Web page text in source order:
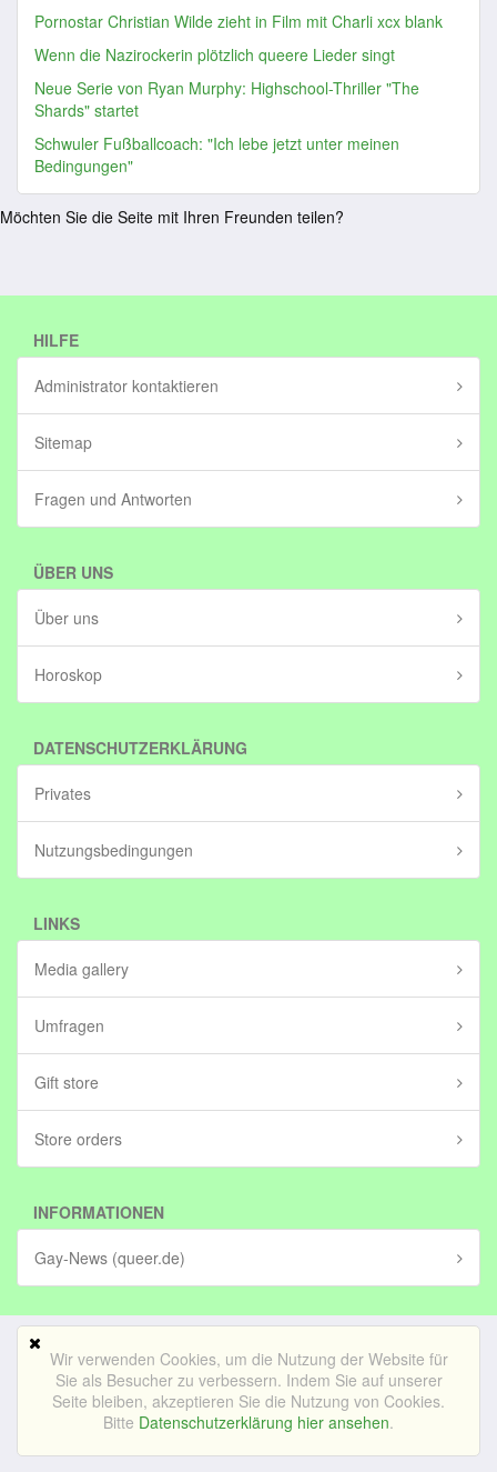
Pornostar Christian Wilde zieht in Film mit Charli xcx blank
Wenn die Nazirockerin plötzlich queere Lieder singt
Neue Serie von Ryan Murphy: Highschool-Thriller "The
Shards" startet
Schwuler Fußballcoach: "Ich lebe jetzt unter meinen
Bedingungen"
Möchten Sie die Seite mit Ihren Freunden teilen?
Wir verwenden Cookies, um die Nutzung der Website für
Sie als Besucher zu verbessern. Indem Sie auf unserer
Seite bleiben, akzeptieren Sie die Nutzung von Cookies.
Bitte Datenschutzerklärung hier ansehen.
HILFE
Administrator kontaktieren
Sitemap
Fragen und Antworten
ÜBER UNS
Über uns
Horoskop
DATENSCHUTZERKLÄRUNG
Privates
Nutzungsbedingungen
LINKS
Media gallery
Umfragen
Gift store
Store orders
INFORMATIONEN
Gay-News (queer.de)
Mobile Version
© Bedrijf voor lekker internetten BV (in stichting)|Impressum